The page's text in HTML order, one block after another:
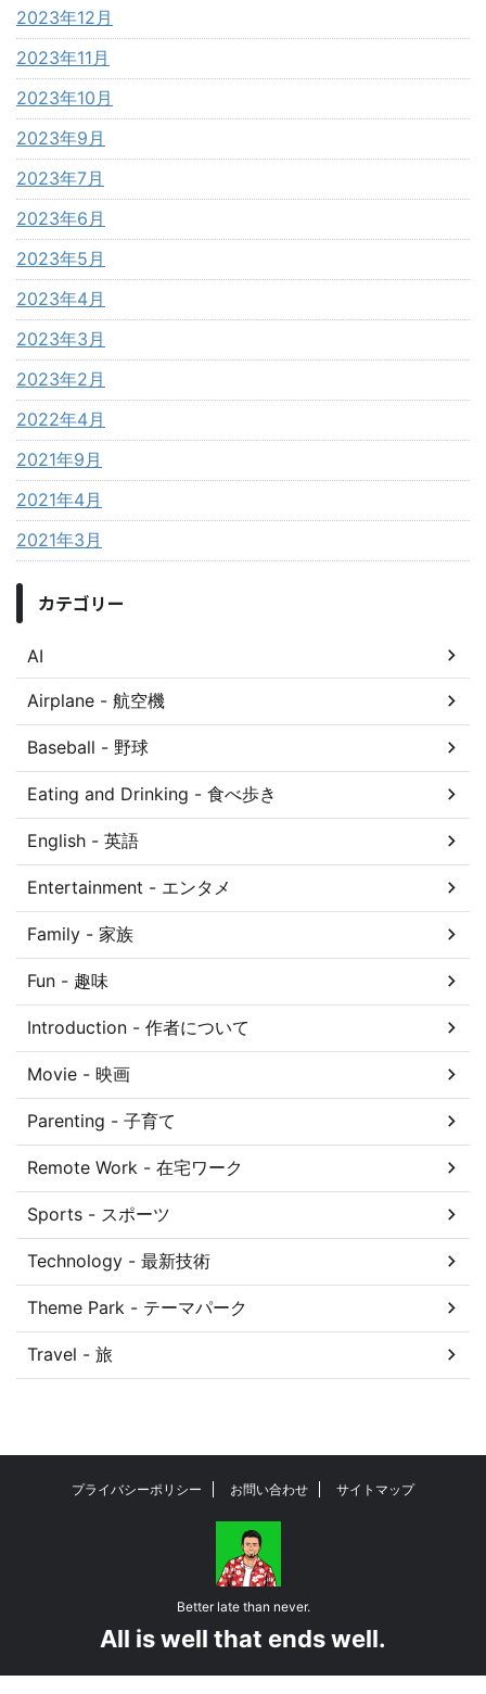
2023年12月
2023年11月
2023年10月
2023年9月
2023年7月
2023年6月
2023年5月
2023年4月
2023年3月
2023年2月
2022年4月
2021年9月
2021年4月
2021年3月
カテゴリー
AI
Airplane - 航空機
Baseball - 野球
Eating and Drinking - 食べ歩き
English - 英語
Entertainment - エンタメ
Family - 家族
Fun - 趣味
Introduction - 作者について
Movie - 映画
Parenting - 子育て
Remote Work - 在宅ワーク
Sports - スポーツ
Technology - 最新技術
Theme Park - テーマパーク
Travel - 旅
プライバシーポリシー お問い合わせ サイトマップ
Better late than never.
All is well that ends well.